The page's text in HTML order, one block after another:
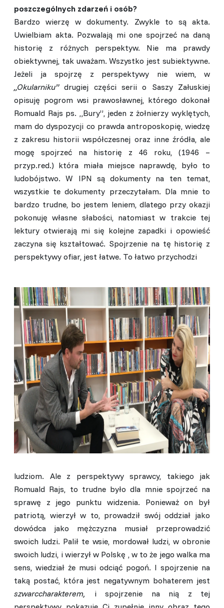
poszczególnych zdarzeń i osób?
Bardzo wierzę w dokumenty. Zwykle to są akta.
Uwielbiam akta. Pozwalają mi one spojrzećna daną
historię z różnych perspektyw. Nie ma prawdy
obiektywnej, tak uważam. Wszystko jest subiektywne.
Jeżeli ja spojrzę z perspektywy nie wiem, w
„Okularniku”drugiej części serii o Saszy Załuskiej
opisuję pogrom wsi prawosławnej, którego dokonał
Romuald Rajs ps. „Bury”, jeden z żołnierzy wyklętych,
mam do dyspozycji co prawda antroposkopię, wiedzę
z zakresu historii współczesnej oraz inne źródła, ale
mogę spojrzeć na historię z 46 roku, (1946 –
przyp.red.) która miała miejsce naprawdę, było to
ludobójstwo. W IPN są dokumenty na ten temat,
wszystkie te dokumenty przeczytałam. Dla mnie to
bardzo trudne, bo jestem leniem, dlatego przy okazji
pokonuję własne słabości, natomiast w trakcie tej
lektury otwierają mi się kolejne zapadki i opowieść
zaczyna się kształtować. Spojrzenie na tę historię z
perspektywy ofiar, jest łatwe. To łatwo przychodzi
ludziom. Ale z perspektywy sprawcy, takiego jak
Romuald Rajs, to trudne było dla mnie spojrzeć na
sprawę z jego punktu widzenia. Ponieważ on był
patriotą, wierzył w to, prowadził swój oddział jako
dowódca jako mężczyzna musiał przeprowadzić
swoich ludzi. Palił te wsie, mordował ludzi, w obronie
swoich ludzi, i wierzył w Polskę , w to że jego walka ma
sens, wiedział że musi odciąć pogoń. I spojrzenie na
taką postać, która jest negatywnym bohaterem jest
szwarccharakterem, i spojrzenie na nią z tej